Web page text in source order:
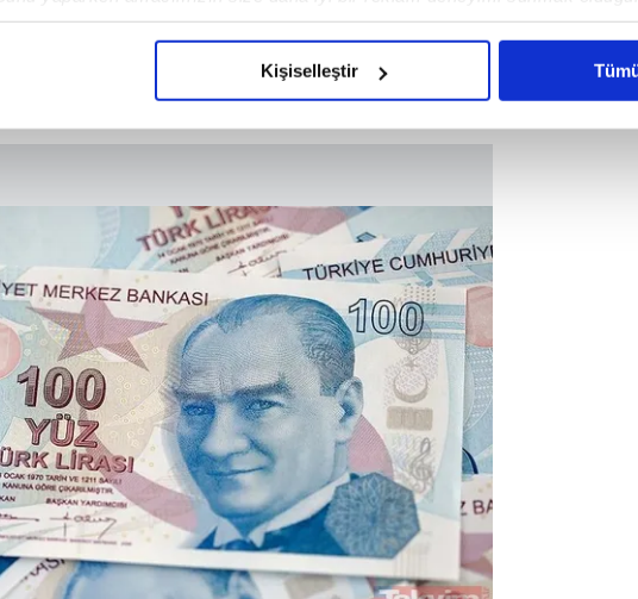
elimizden gelen çabayı gösterdiğimizi ve bu noktada, reklamların
Diğer çerezler, sitemizin daha işlevsel kılınması ve kişiselleştirilmesi ve
yapılması, amaçlarıyla sınırlı olarak açık rızanız dahilinde
aşağıda yer alan panel vasıtasıyla belirleyebilirsiniz. Çerezlere ilişkin
Bilgilendirme Metnimizi ziyaret edebilirsiniz.
Korunması Kanunu uyarınca hazırlanmış Aydınlatma Metnimizi okumak
çerezlerle ilgili bilgi almak için lütfen tıklayınız.
Kişiselleştir